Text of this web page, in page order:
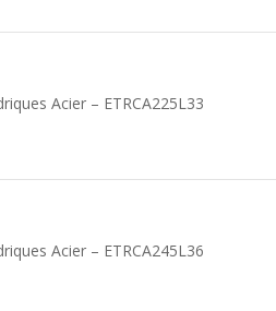
Acier – ETRCA225L33
Acier – ETRCA245L36